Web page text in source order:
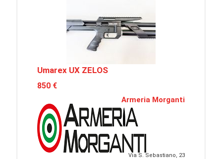
Umarex UX ZELOS
850 €
Armeria Morganti
Via S. Sebastiano, 23